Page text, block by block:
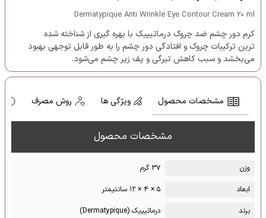
Dermatypique Anti Wrinkle Eye Contour Cream 20 ml
کرم دور چشم ضد چروک درماتیپیک با بهره گیری از شناخته شده
ترین ترکیبات چروک و افتادگی دور چشم را به طور قابل توجهی بهبود
می‌بخشد و سبب کاهش تیرگی و پف زیر چشم می‌شود.
مشخصات محصول ویژگی ها روش مصرف
مشخصات محصول
وزن
۳۷ گرم
ابعاد
۵ × ۴ × ۱۲ سانتیمتر
برند
درماتیپیک (Dermatypique)